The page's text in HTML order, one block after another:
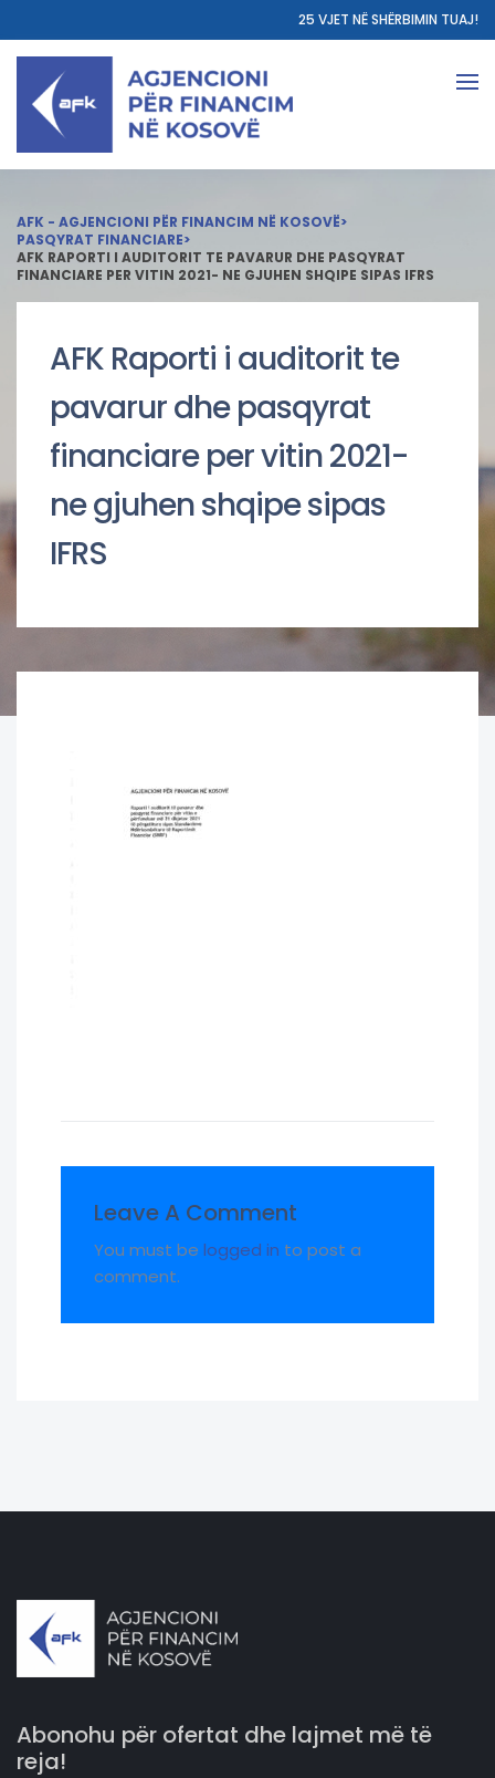
25 VJET NË SHËRBIMIN TUAJ!
AFK - AGJENCIONI PËR FINANCIM NË KOSOVË>
PASQYRAT FINANCIARE>
AFK RAPORTI I AUDITORIT TE PAVARUR DHE PASQYRAT
FINANCIARE PER VITIN 2021- NE GJUHEN SHQIPE SIPAS IFRS
AFK Raporti i auditorit te
pavarur dhe pasqyrat
financiare per vitin 2021-
ne gjuhen shqipe sipas
IFRS
Leave A Comment
You must be logged in to post a
comment.
Abonohu për ofertat dhe lajmet më të
reja!